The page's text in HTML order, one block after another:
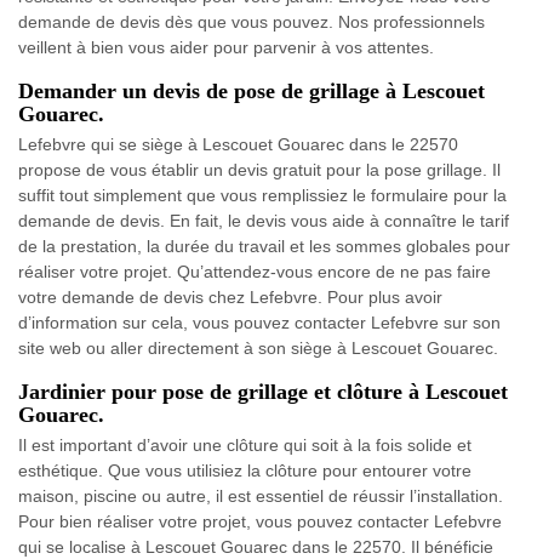
demande de devis dès que vous pouvez. Nos professionnels
veillent à bien vous aider pour parvenir à vos attentes.
Demander un devis de pose de grillage à Lescouet
Gouarec.
Lefebvre qui se siège à Lescouet Gouarec dans le 22570
propose de vous établir un devis gratuit pour la pose grillage. Il
suffit tout simplement que vous remplissiez le formulaire pour la
demande de devis. En fait, le devis vous aide à connaître le tarif
de la prestation, la durée du travail et les sommes globales pour
réaliser votre projet. Qu’attendez-vous encore de ne pas faire
votre demande de devis chez Lefebvre. Pour plus avoir
d’information sur cela, vous pouvez contacter Lefebvre sur son
site web ou aller directement à son siège à Lescouet Gouarec.
Jardinier pour pose de grillage et clôture à Lescouet
Gouarec.
Il est important d’avoir une clôture qui soit à la fois solide et
esthétique. Que vous utilisiez la clôture pour entourer votre
maison, piscine ou autre, il est essentiel de réussir l’installation.
Pour bien réaliser votre projet, vous pouvez contacter Lefebvre
qui se localise à Lescouet Gouarec dans le 22570. Il bénéficie